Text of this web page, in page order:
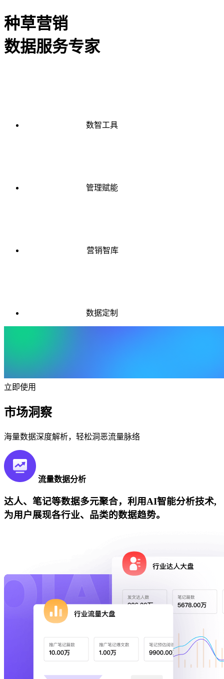
种草营销
数据服务专家
数智工具
管理赋能
营销智库
数据定制
立即使用
市场洞察
海量数据深度解析，轻松洞恶流量脉络
流量数据分析
达人、笔记等数据多元聚合，利用AI智能分析技术,
为用户展现各行业、品类的数据趋势。